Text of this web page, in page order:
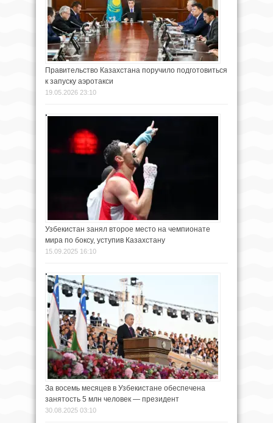
Правительство Казахстана поручило подготовиться
к запуску аэротакси
19.05.2026 23:10
Узбекистан занял второе место на чемпионате
мира по боксу, уступив Казахстану
15.09.2025 16:10
За восемь месяцев в Узбекистане обеспечена
занятость 5 млн человек — президент
30.08.2025 03:10